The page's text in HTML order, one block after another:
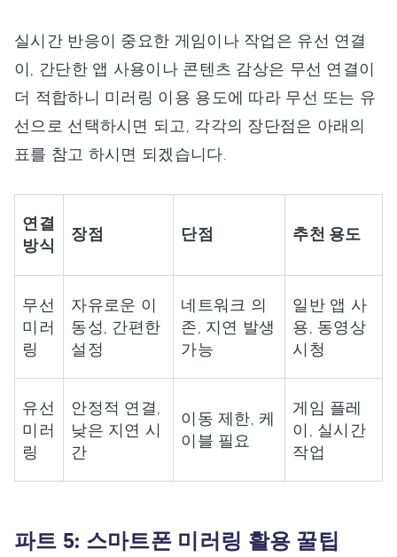
실시간 반응이 중요한 게임이나 작업은 유선 연결
이, 간단한 앱 사용이나 콘텐츠 감상은 무선 연결이
더 적합하니 미러링 이용 용도에 따라 무선 또는 유
선으로 선택하시면 되고, 각각의 장단점은 아래의
표를 참고 하시면 되겠습니다.
연결
방식
장점 단점 추천 용도
무선
미러
링
자유로운 이
동성, 간편한
설정
네트워크 의
존, 지연 발생
가능
일반 앱 사
용, 동영상
시청
유선
미러
링
안정적 연결,
낮은 지연 시
간
이동 제한, 케
이블 필요
게임 플레
이, 실시간
작업
파트 5: 스마트폰 미러링 활용 꿀팁